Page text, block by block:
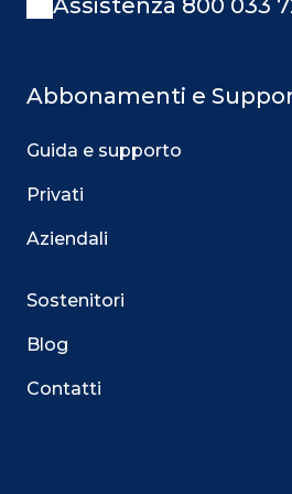
Assistenza 800 033
Abbonamenti e
Guida e supporto
Privati
Aziendali
Sostenitori
Blog
Contatti